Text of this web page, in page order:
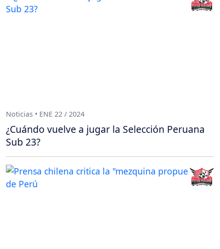
Noticias • ENE 22 / 2024
¿Cuándo vuelve a jugar la Selección Peruana
Sub 23?